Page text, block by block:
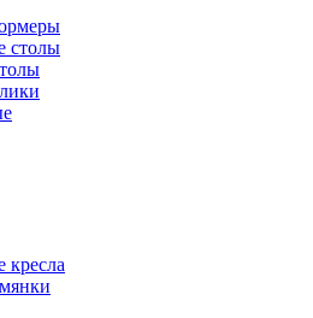
столы